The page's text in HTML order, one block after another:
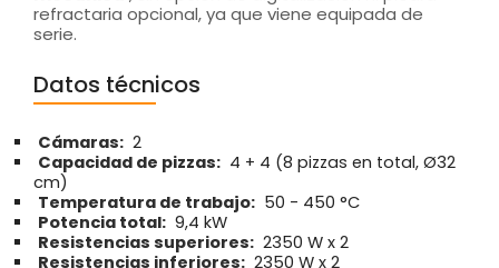
refractaria opcional, ya que viene equipada de
serie.
Datos técnicos
Cámaras: 2
Capacidad de pizzas: 4 + 4 (8 pizzas en total, Ø32
cm)
Temperatura de trabajo: 50 - 450 °C
Potencia total: 9,4 kW
Resistencias superiores: 2350 W x 2
Resistencias inferiores: 2350 W x 2